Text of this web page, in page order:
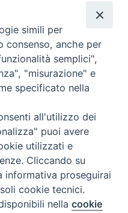
Venosa
(PZ) •
0972238604
ufficiale della Diocesi:
Preferenze Cookie
simili per
consenso, anche per
semplici",
"misurazione" e
specificato nella
all'utilizzo dei
puoi avere
utilizzati e
Cliccando su
informativa proseguirai
cookie tecnici.
nellacookie